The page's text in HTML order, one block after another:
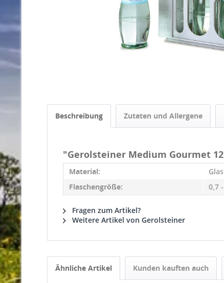
Beschreibung Zutaten und Allergene
"Gerolsteiner Medium Gourmet
Material:
Flaschengröße:
0,7
Fragen zum Artikel?
Weitere Artikel von Gerolsteiner
Ähnliche Artikel Kunden kauften auch